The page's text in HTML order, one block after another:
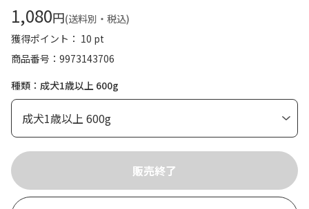
1,080円(送料別・税込)
獲得ポイント： 10 pt
商品番号
9973143706
種類：成犬1歳以上 600g